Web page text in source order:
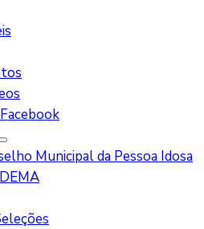
Municipal da Pessoa Idosa